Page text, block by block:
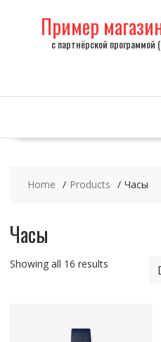
Пример
с партнёрской программой
Home Products Часы
Часы
Showing all 16 results